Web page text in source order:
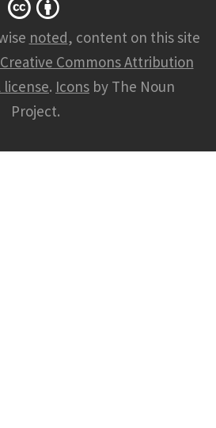
noted, content on this site
Creative Commons Attribution
. Icons by The Noun
Project.